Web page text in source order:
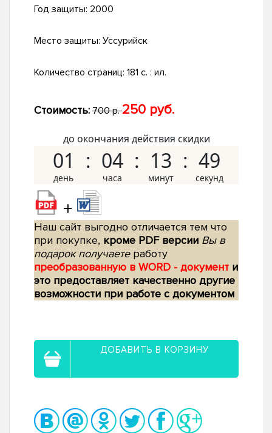
Год защиты: 2000
Место защиты: Уссурийск
Количество страниц: 181 с. : ил.
Стоимость: 700 р.250 руб.
до окончания действия скидки
01 04 13 48
+
Наш сайт выгодно отличается тем что
при покупке, кроме PDF версии Вы в
подарок получаетеработу
преобразованную в WORD - документ и
это предоставляет качественно другие
возможности при работе с документом
ДОБАВИТЬ В КОРЗИНУ